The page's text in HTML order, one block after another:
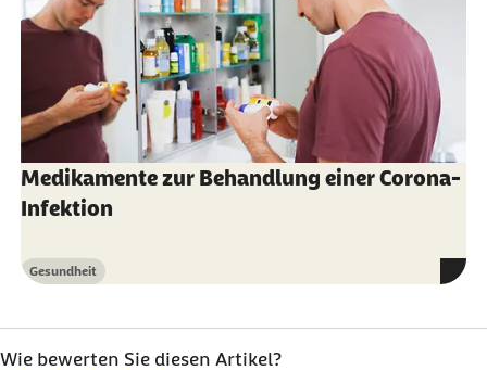
Medikamente zur Behandlung einer Corona-
Infektion
Kategorie
Gesundheit
Wie bewerten Sie diesen Artikel?